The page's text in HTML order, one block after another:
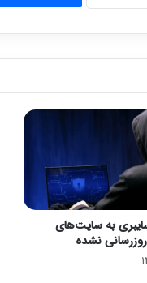
به سایت‌های
نشده